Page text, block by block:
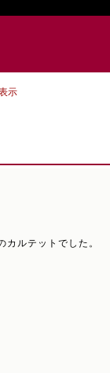
示
ルテットでした。